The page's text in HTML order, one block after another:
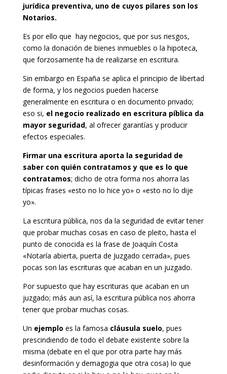
jurídica preventiva, uno de cuyos pilares son los
Notarios.
Es por ello que hay negocios, que por sus riesgos,
como la donación de bienes inmuebles o la hipoteca,
que forzosamente ha de realizarse en escritura.
Sin embargo en España se aplica el principio de libertad
de forma, y los negocios pueden hacerse
generalmente en escritura o en documento privado;
eso si, el negocio realizado en escritura píblica da
mayor seguridad, al ofrecer garantías y producir
efectos especiales.
Firmar una escritura aporta la seguridad de
saber con quién contratamos y que es lo que
contratamos; dicho de otra forma nos ahorra las
típicas frases «esto no lo hice yo» o «esto no lo dije
yo».
La escritura pública, nos da la seguridad de evitar tener
que probar muchas cosas en caso de pleito, hasta el
punto de conocida es la frase de Joaquín Costa
«Notaría abierta, puerta de Juzgado cerrada», pues
pocas son las escrituras que acaban en un juzgado.
Por supuesto que hay escrituras que acaban en un
juzgado; más aun así, la escritura pública nos ahorra
tener que probar muchas cosas.
Un ejemplo es la famosa cláusula suelo, pues
prescindiendo de todo el debate existente sobre la
misma (debate en el que por otra parte hay más
desinformación y demagogia que otra cosa) lo que